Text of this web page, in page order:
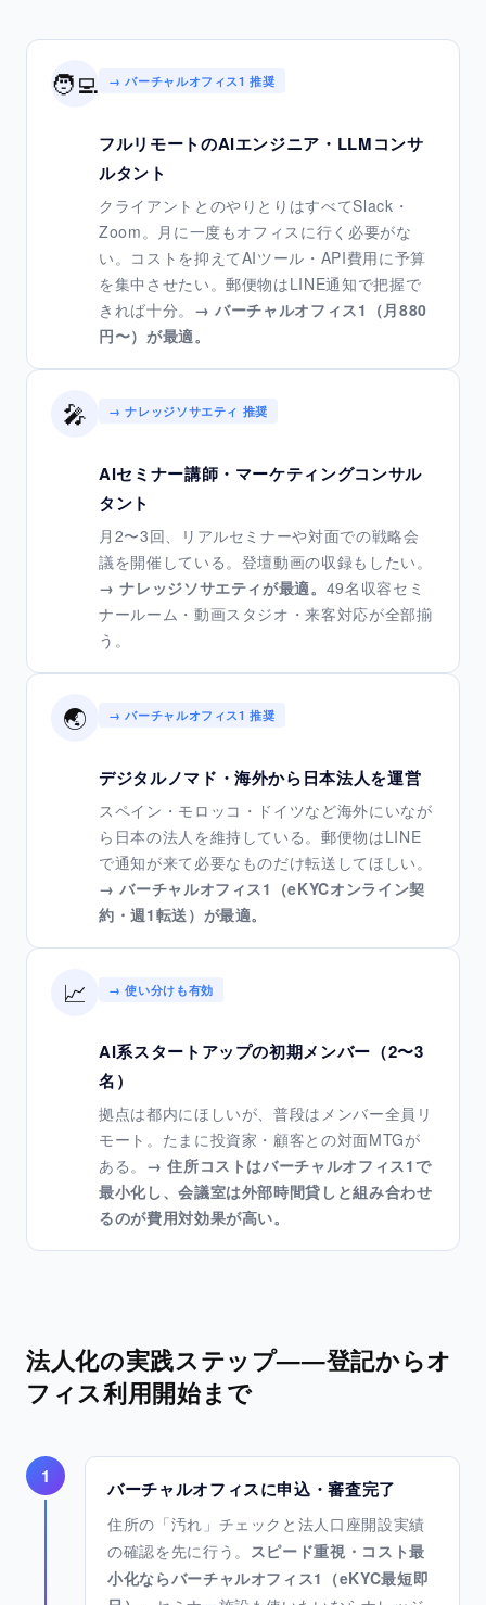
🧑‍💻 → バーチャルオフィス1 推奨
フルリモートのAIエンジニア・LLMコンサ
ルタント
クライアントとのやりとりはすべてSlack・
Zoom。月に一度もオフィスに行く必要がな
い。コストを抑えてAIツール・API費用に予算
を集中させたい。郵便物はLINE通知で把握で
きれば十分。 → バーチャルオフィス1（月880
円〜）が最適。
🎤 → ナレッジソサエティ 推奨
AIセミナー講師・マーケティングコンサル
タント
月2〜3回、リアルセミナーや対面での戦略会
議を開催している。登壇動画の収録もしたい。
→ ナレッジソサエティが最適。 49名収容セミ
ナールーム・動画スタジオ・来客対応が全部揃
う。
🌏 → バーチャルオフィス1 推奨
デジタルノマド・海外から日本法人を運営
スペイン・モロッコ・ドイツなど海外にいなが
ら日本の法人を維持している。郵便物はLINE
で通知が来て必要なものだけ転送してほしい。
→ バーチャルオフィス1（eKYCオンライン契
約・週1転送）が最適。
📈 → 使い分けも有効
AI系スタートアップの初期メンバー（2〜3
名）
拠点は都内にほしいが、普段はメンバー全員リ
モート。たまに投資家・顧客との対面MTGが
ある。 → 住所コストはバーチャルオフィス1で
最小化し、会議室は外部時間貸しと組み合わせ
るのが費用対効果が高い。
法人化の実践ステップ——登記からオ
フィス利用開始まで
1
バーチャルオフィスに申込・審査完了
住所の「汚れ」チェックと法人口座開設実績
の確認を先に行う。 スピード重視・コスト最
小化ならバーチャルオフィス1（eKYC最短即